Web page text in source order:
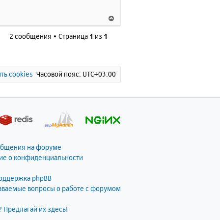
ч
е
т
с
а
2 сообщения • Страница 1 из 1
Часовой пояс: UTC+03:00
cookies
на форуме
о конфиденциальности
phpBB
вопросы о работе с форумом
Предлагай их здесь!